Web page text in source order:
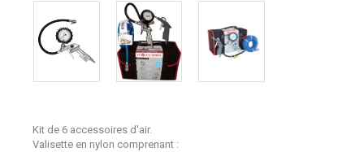
Kit de 6 accessoires d'air.
Valisette en nylon comprenant :